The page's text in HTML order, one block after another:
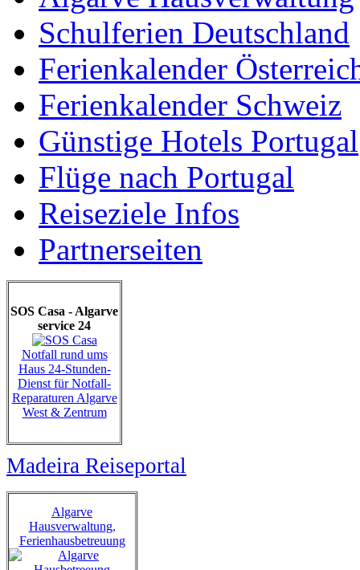
Schulferien Deutschland
Ferienkalender
Ferienkalender Schweiz
Günstige Hotels Portugal
Flüge nach Portugal
Reiseziele Infos
Partnerseiten
SOS Casa - Algarve
service 24
Notfall rund ums
Haus 24-Stunden-
Dienst für Notfall-
Reparaturen Algarve
West & Zentrum
Madeira Reiseportal
Algarve
Hausverwaltung,
Ferienhausbetreuung